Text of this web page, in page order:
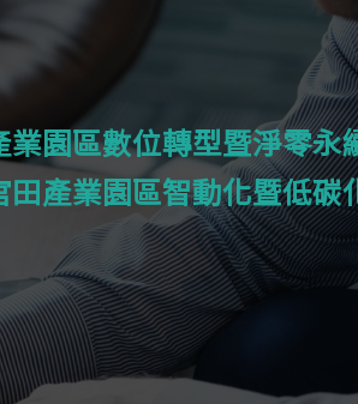
業園區數位轉型暨淨零永
田產業園區智動化暨低碳